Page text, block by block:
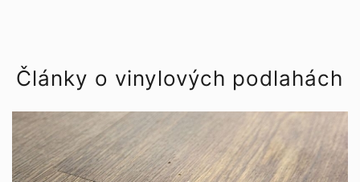
Články o vinylových podlahách